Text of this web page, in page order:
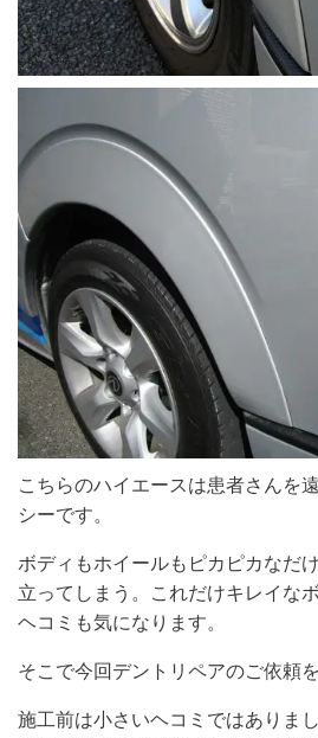
こちらのハイエースは患者さんを
シーです。
ボディもホイールもピカピカなだ
立ってしまう。これだけキレイな
ヘコミも気になります。
そこで今回デントリペアのご依頼
施工前は小さいヘコミではありま